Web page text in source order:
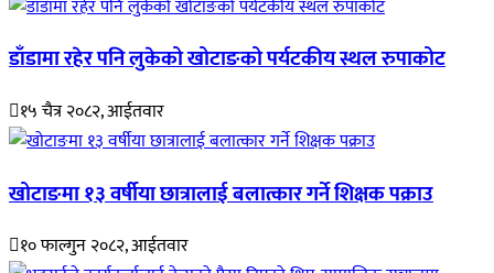
डाँडामा रहेर पनि लुकेको खोटाङको पर्यटकीय स्थल रुपाकोट
१५ चैत्र २०८२, आईतवार
खोटाङमा १३ वर्षीया छात्रालाई बलात्कार गर्ने शिक्षक पक्राउ
१० फाल्गुन २०८२, आईतवार